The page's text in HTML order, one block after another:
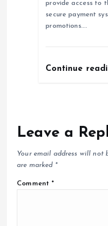
provide access to
secure payment
promotions.…
Continue
Leave a
Your email address will not
are marked *
Comment*